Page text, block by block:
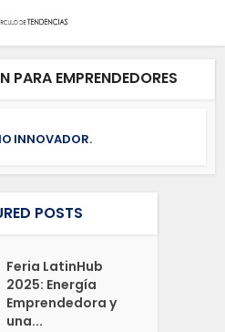
EMPRENDEDORES
INNOVADOR.
POSTS
Feria LatinHub
2025: Energía
Emprendedora y
una...